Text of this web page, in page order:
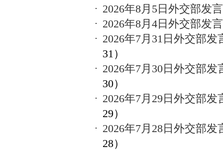
2026年8月5日外交部发
2026年8月4日外交部发
2026年7月31日外交部
31）
2026年7月30日外交部
30）
2026年7月29日外交部
29）
2026年7月28日外交部
28）